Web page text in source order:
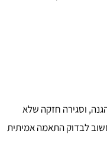
ריפוד והגנה, וסגירה חזקה שלא
לבדוק התאמה אמיתית